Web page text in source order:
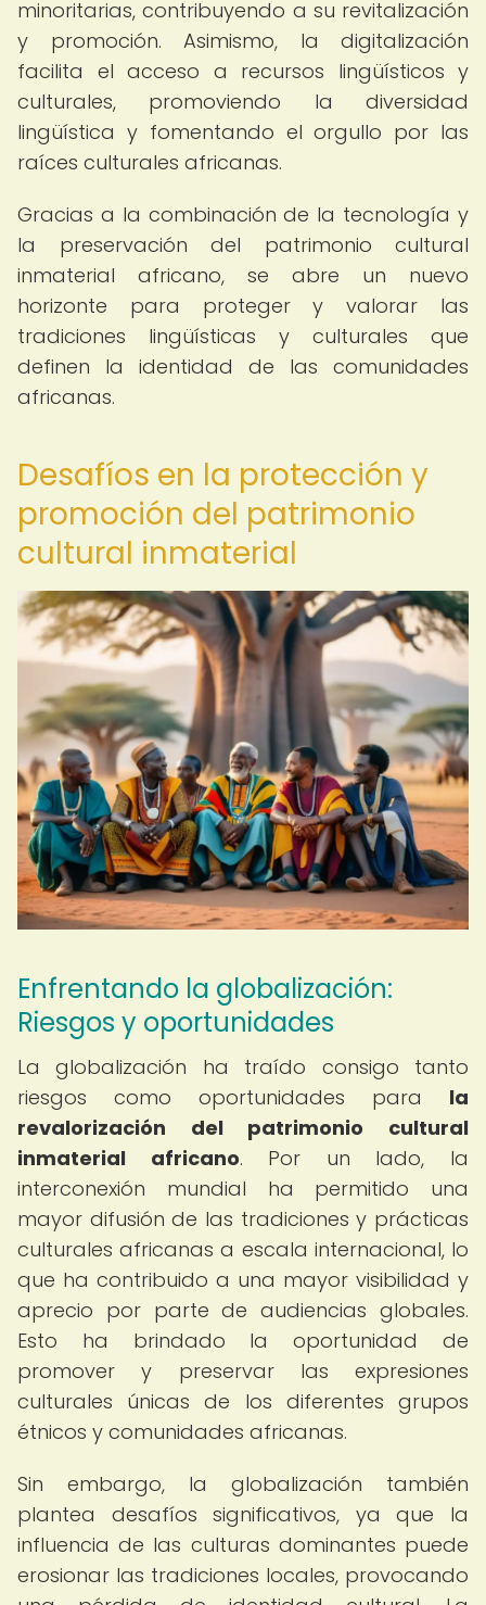
minoritarias, contribuyendo a su revitalización
y promoción. Asimismo, la digitalización
facilita el acceso a recursos lingüísticos y
culturales, promoviendo la diversidad
lingüística y fomentando el orgullo por las
raíces culturales africanas.
Gracias a la combinación de la tecnología y
la preservación del patrimonio cultural
inmaterial africano, se abre un nuevo
horizonte para proteger y valorar las
tradiciones lingüísticas y culturales que
definen la identidad de las comunidades
africanas.
Desafíos en la protección y
promoción del patrimonio
cultural inmaterial
Enfrentando la globalización:
Riesgos y oportunidades
La globalización ha traído consigo tanto
riesgos como oportunidades para la
revalorización del patrimonio cultural
inmaterial africano. Por un lado, la
interconexión mundial ha permitido una
mayor difusión de las tradiciones y prácticas
culturales africanas a escala internacional, lo
que ha contribuido a una mayor visibilidad y
aprecio por parte de audiencias globales.
Esto ha brindado la oportunidad de
promover y preservar las expresiones
culturales únicas de los diferentes grupos
étnicos y comunidades africanas.
Sin embargo, la globalización también
plantea desafíos significativos, ya que la
influencia de las culturas dominantes puede
erosionar las tradiciones locales, provocando